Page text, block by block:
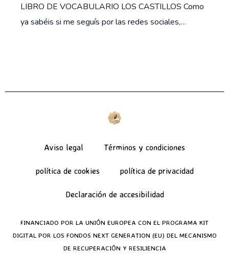
LIBRO DE VOCABULARIO LOS CASTILLOS Como
ya sabéis si me seguís por las redes sociales,…
Aviso legal Términos y condiciones
política de cookies política de privacidad
Declaración de accesibilidad
FINANCIADO POR LA UNIÓN EUROPEA CON EL PROGRAMA KIT
DIGITAL POR LOS FONDOS NEXT GENERATION (EU) DEL MECANISMO
DE RECUPERACIÓN Y RESILIENCIA